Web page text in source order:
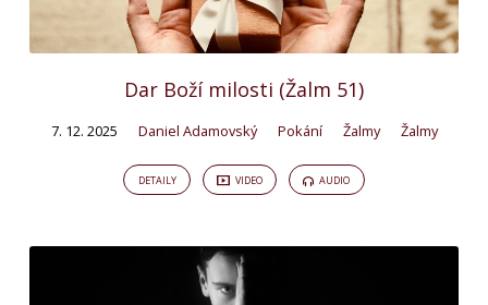
Dar Boží milosti (Žalm 51)
7. 12. 2025 Daniel Adamovský Pokání Žalmy Žalmy
DETAILY VIDEO AUDIO